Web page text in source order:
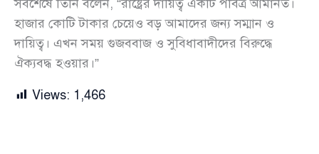
সবশেষে তিনি বলেন, “রাষ্ট্রের দায়িত্ব একটি পবিত্র আমানত।
হাজার কোটি টাকার চেয়েও বড় আমাদের জন্য সম্মান ও
দায়িত্ব। এখন সময় গুজববাজ ও সুবিধাবাদীদের বিরুদ্ধে
ঐক্যবদ্ধ হওয়ার।”
Views: 1,466